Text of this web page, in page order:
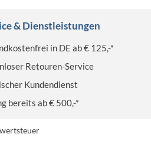
& Dienstleistungen
in DE ab € 125,-*
Retouren-Service
Kundendienst
bereits ab € 500,-*